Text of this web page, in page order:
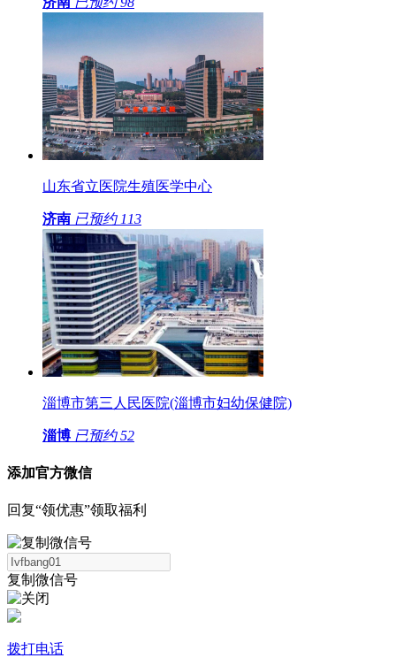
山东省立医院生殖医学中心
济南 已预约 113
淄博市第三人民医院(淄博市妇幼保健院)
淄博 已预约 52
添加官方微信
回复“领优惠”领取福利
复制微信号
拨打电话